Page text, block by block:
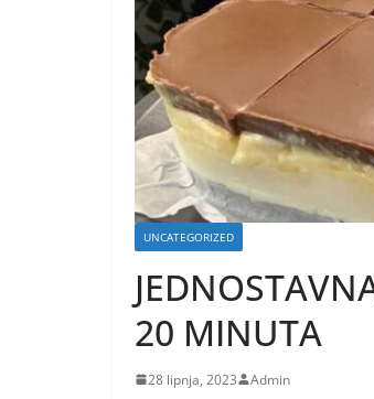
UNCATEGORIZED
20 MINUTA
28 lipnja, 2023 Admin